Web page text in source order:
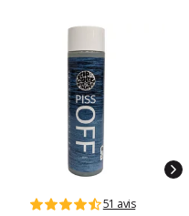
51 avis